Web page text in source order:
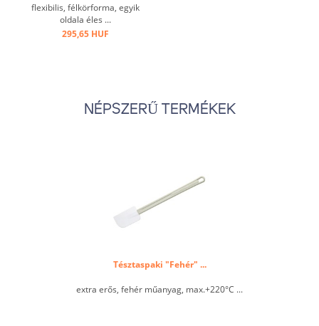
flexibilis, félkörforma, egyik
oldala éles ...
295,65 HUF
NÉPSZERŰ TERMÉKEK
Tésztaspaki "Fehér" ...
extra erős, fehér műanyag, max.+220°C ...